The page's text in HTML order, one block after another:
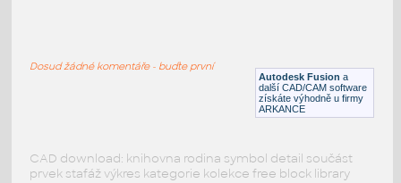
Autodesk Fusion a
další CAD/CAM software
získáte výhodně u firmy
ARKANCE
Dosud žádné komentáře - buďte první
CAD download: knihovna rodina symbol detail součást
prvek stafáž výkres kategorie kolekce free block library